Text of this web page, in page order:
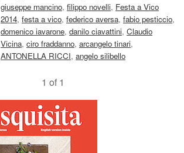
giuseppe mancino, filippo novelli, Festa a Vico
2014, festa a vico, federico aversa, fabio pesticcio,
domenico iavarone, danilo ciavattini, Claudio
Vicina, ciro fraddanno, arcangelo tinari,
ANTONELLA RICCI, angelo silibello
1 of 1